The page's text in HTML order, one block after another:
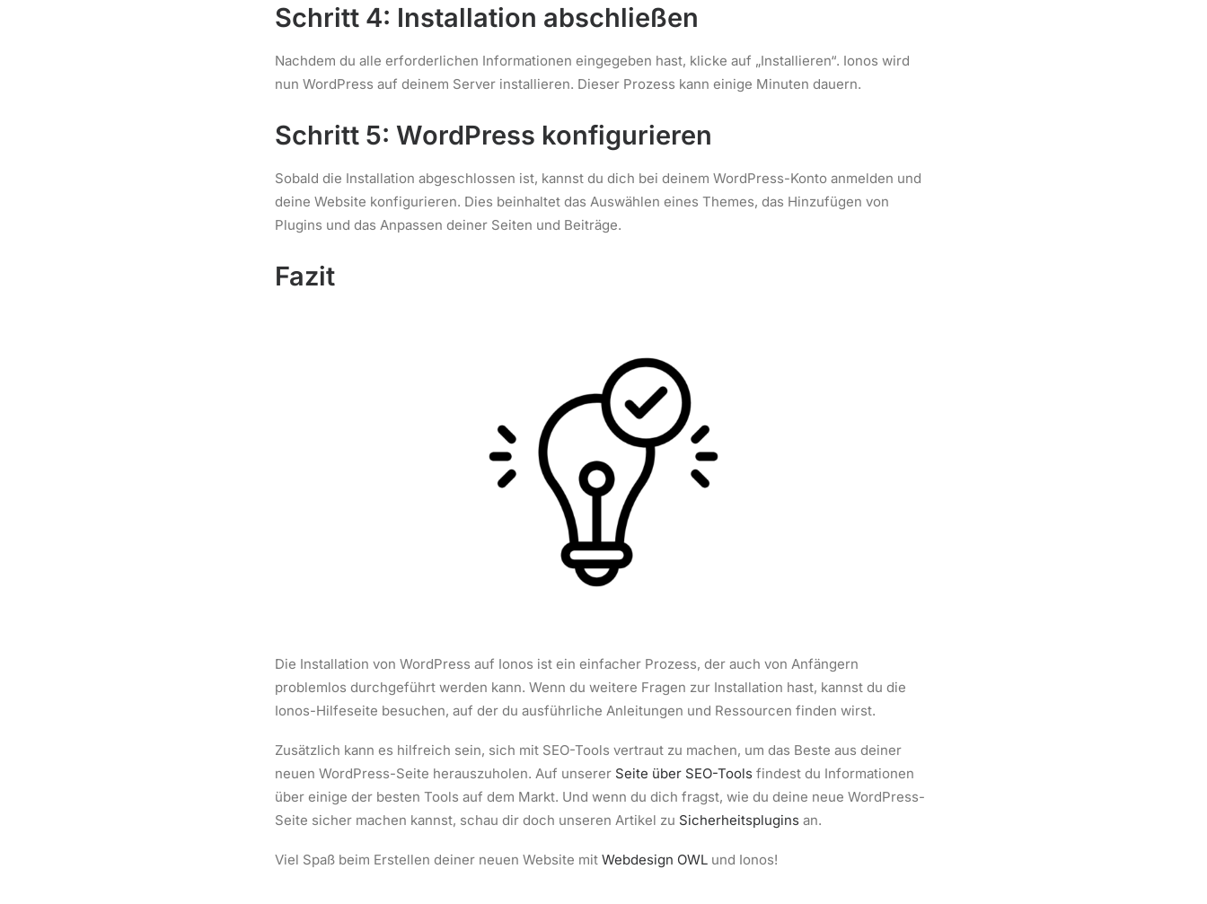
Schritt 4: Installation abschließen
Nachdem du alle erforderlichen Informationen eingegeben hast, klicke auf „Installieren“. Ionos wird
nun WordPress auf deinem Server installieren. Dieser Prozess kann einige Minuten dauern.
Schritt 5: WordPress konfigurieren
Sobald die Installation abgeschlossen ist, kannst du dich bei deinem WordPress-Konto anmelden und
deine Website konfigurieren. Dies beinhaltet das Auswählen eines Themes, das Hinzufügen von
Plugins und das Anpassen deiner Seiten und Beiträge.
Fazit
Die Installation von WordPress auf Ionos ist ein einfacher Prozess, der auch von Anfängern
problemlos durchgeführt werden kann. Wenn du weitere Fragen zur Installation hast, kannst du die
Ionos-Hilfeseite besuchen, auf der du ausführliche Anleitungen und Ressourcen finden wirst.
Zusätzlich kann es hilfreich sein, sich mit SEO-Tools vertraut zu machen, um das Beste aus deiner
neuen WordPress-Seite herauszuholen. Auf unserer Seite über SEO-Tools findest du Informationen
über einige der besten Tools auf dem Markt. Und wenn du dich fragst, wie du deine neue WordPress-
Seite sicher machen kannst, schau dir doch unseren Artikel zu Sicherheitsplugins an.
Viel Spaß beim Erstellen deiner neuen Website mit Webdesign OWL und Ionos!